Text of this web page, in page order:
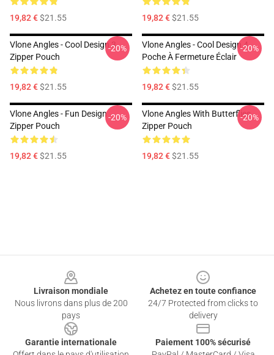
19,82 €$21.55 19,82 €$21.55
Vlone Angles - Cool Design 3
Zipper Pouch
19,82 €$21.55
-20%
Vlone Angles - Cool Design 4
Poche À Fermeture Éclair
19,82 €$21.55
-20%
Vlone Angles - Fun Design
Zipper Pouch
19,82 €$21.55
-20%
Vlone Angles With Butterflies
Zipper Pouch
19,82 €$21.55
-20%
Livraison mondiale
Nous livrons dans plus de 200
pays
Achetez en toute confiance
24/7 Protected from clicks to
delivery
Garantie internationale
Paiement 100% sécurisé